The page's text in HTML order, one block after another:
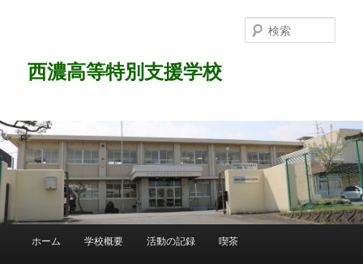
西濃高等特別支援学校
索
メ
ホーム 学校概要 活動の記録 喫茶